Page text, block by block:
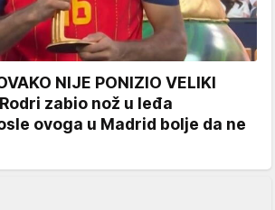
NIJE PONIZIO VELIKI
zabio nož u leđa
ovoga u Madrid bolje da ne